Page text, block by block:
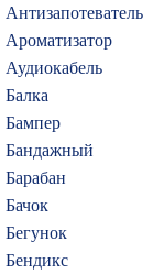
Антизапотеватель
Ароматизатор
Аудиокабель
Балка
Бампер
Бандажный
Барабан
Бачок
Бегунок
Бендикс